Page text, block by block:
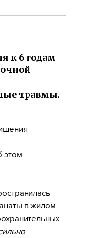
к 6 годам
травмы.
этом
в жилом